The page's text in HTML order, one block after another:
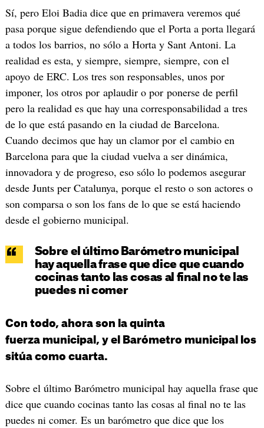
Sí, pero Eloi Badia dice que en primavera veremos qué
pasa porque sigue defendiendo que el Porta a porta llegará
a todos los barrios, no sólo a Horta y Sant Antoni. La
realidad es esta, y siempre, siempre, siempre, con el
apoyo de ERC. Los tres son responsables, unos por
imponer, los otros por aplaudir o por ponerse de perfil
pero la realidad es que hay una corresponsabilidad a tres
de lo que está pasando en la ciudad de Barcelona.
Cuando decimos que hay un clamor por el cambio en
Barcelona para que la ciudad vuelva a ser dinámica,
innovadora y de progreso, eso sólo lo podemos asegurar
desde Junts per Catalunya, porque el resto o son actores o
son comparsa o son los fans de lo que se está haciendo
desde el gobierno municipal.
Sobre el último Barómetro municipal
hay aquella frase que dice que cuando
cocinas tanto las cosas al final no te las
puedes ni comer
Con todo, ahora son la quinta
fuerza municipal, y el Barómetro municipal los
sitúa como cuarta.
Sobre el último Barómetro municipal hay aquella frase que
dice que cuando cocinas tanto las cosas al final no te las
puedes ni comer. Es un barómetro que dice que los